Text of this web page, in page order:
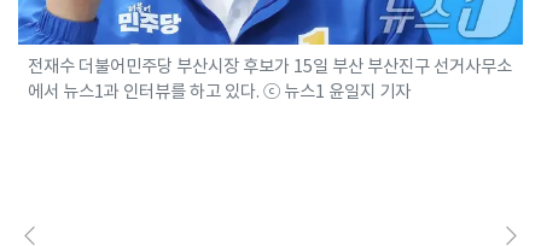
전재수 더불어민주당 부산시장 후보가 15일 부산 부산진구 선거사무소
에서 뉴스1과 인터뷰를 하고 있다. ⓒ 뉴스1 윤일지 기자